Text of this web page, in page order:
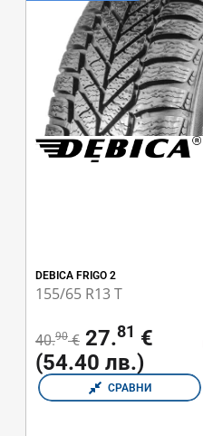
DEBICA FRIGO 2
155/65 R13 T
40.90 € 27.81 €
(54.40 лв.)
СРАВНИ